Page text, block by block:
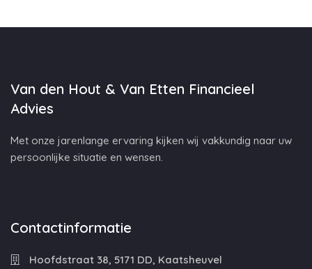
Van den Hout & Van Etten Financieel
Advies
Met onze jarenlange ervaring kijken wij vakkundig naar uw
persoonlijke situatie en wensen.
Contactinformatie
Hoofdstraat 38, 5171 DD, Kaatsheuvel